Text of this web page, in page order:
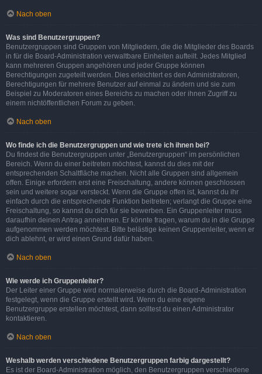
Nach oben
Was sind Benutzergruppen?
Benutzergruppen sind Gruppen von Mitgliedern, die die Mitglieder des Boards
in für die Board-Administration verwaltbare Einheiten aufteilt. Jedes Mitglied
kann mehreren Gruppen angehören und jeder Gruppe können
Berechtigungen zugeteilt werden. Dies erleichtert es den Administratoren,
Berechtigungen für mehrere Benutzer auf einmal zu ändern und sie zum
Beispiel zu Moderatoren eines Bereichs zu machen oder ihnen Zugriff zu
einem nichtöffentlichen Forum zu geben.
Nach oben
Wo finde ich die Benutzergruppen und wie trete ich ihnen bei?
Du findest die Benutzergruppen unter „Benutzergruppen“ im persönlichen
Bereich. Wenn du einer beitreten möchtest, kannst du dies mit der
entsprechenden Schaltfläche machen. Nicht alle Gruppen sind allgemein
offen. Einige erfordern erst eine Freischaltung, andere können geschlossen
sein und weitere sogar versteckt. Wenn die Gruppe offen ist, kannst du ihr
einfach durch die entsprechende Funktion beitreten; verlangt die Gruppe eine
Freischaltung, so kannst du dich für sie bewerben. Ein Gruppenleiter muss
daraufhin deinen Antrag annehmen. Er könnte fragen, warum du in die Gruppe
aufgenommen werden möchtest. Bitte belästige keinen Gruppenleiter, wenn er
dich ablehnt, er wird einen Grund dafür haben.
Nach oben
Wie werde ich Gruppenleiter?
Der Leiter einer Gruppe wird normalerweise durch die Board-Administration
festgelegt, wenn die Gruppe erstellt wird. Wenn du eine eigene
Benutzergruppe erstellen möchtest, dann solltest du einen Administrator
kontaktieren.
Nach oben
Weshalb werden verschiedene Benutzergruppen farbig dargestellt?
Es ist der Board-Administration möglich, den Benutzergruppen verschiedene